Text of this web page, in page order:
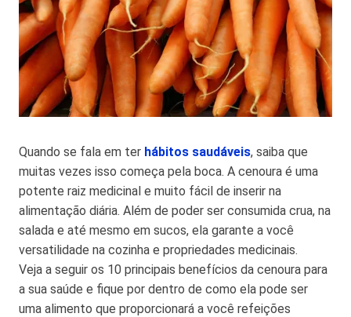
Quando se fala em ter hábitos saudáveis, saiba que
muitas vezes isso começa pela boca. A cenoura é uma
potente raiz medicinal e muito fácil de inserir na
alimentação diária. Além de poder ser consumida crua, na
salada e até mesmo em sucos, ela garante a você
versatilidade na cozinha e propriedades medicinais.
Veja a seguir os 10 principais benefícios da cenoura para
a sua saúde e fique por dentro de como ela pode ser
uma alimento que proporcionará a você refeições